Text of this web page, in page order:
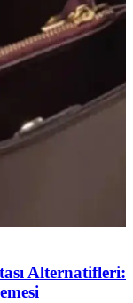
Alternatifleri: